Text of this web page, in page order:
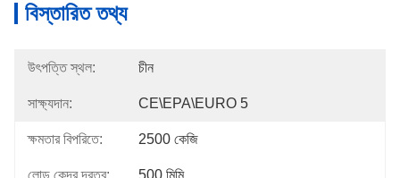
বিস্তারিত তথ্য
উৎপত্তি স্থল: চীন
সাক্ষ্যদান: CE\EPA\EURO 5
ক্ষমতার বিপরিতে: 2500 কেজি
লোড কেন্দ্র দূরত্ব: 500 মিমি